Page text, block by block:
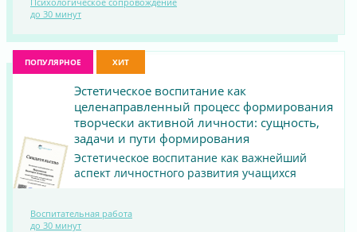
до 30 минут
ПОПУЛЯРНОЕ ХИТ
Эстетическое воспитание как
целенаправленный процесс формирования
творчески активной личности: сущность,
задачи и пути формирования
Эстетическое воспитание как важнейший
аспект личностного развития учащихся
Воспитательная работа
до 30 минут